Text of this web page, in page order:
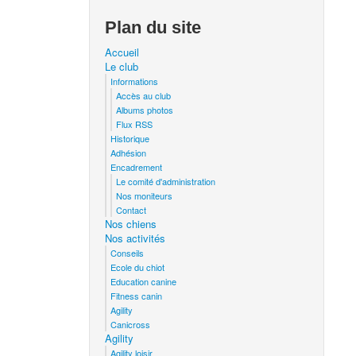
Plan du site
Accueil
Le club
Informations
Accès au club
Albums photos
Flux RSS
Historique
Adhésion
Encadrement
Le comité d'administration
Nos moniteurs
Contact
Nos chiens
Nos activités
Conseils
Ecole du chiot
Education canine
Fitness canin
Agility
Canicross
Agility
Agility loisir